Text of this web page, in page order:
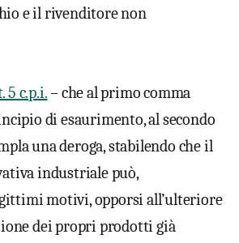
e il rivenditore non
5 c.p.i.– che al primo comma
di esaurimento, al secondo
una deroga, stabilendo che il
industriale può,
motivi, opporsi all’ulteriore
dei propri prodotti già